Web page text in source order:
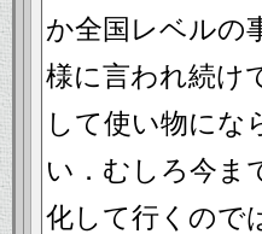
か全国レベルの
様に言われ続け
して使い物にな
い．むしろ今ま
化して行くので